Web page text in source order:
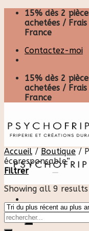
Skip
content
15% dès 2
achetées /
France
Contactez-moi
15% dès 2
achetées /
France
Recherche
pour :
Accueil / Boutique /
écoresponsable”
Filtrer
Showing all 9 results